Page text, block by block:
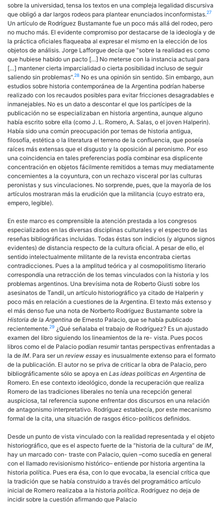
sobre la universidad, tensa los textos en una compleja legalidad discursiva
que obligó a dar largos rodeos para plantear enunciados inconformistas.27
Un artículo de Rodríguez Bustamante fue un poco más allá del rodeo, pero
no mucho más. El evidente compromiso por destacarse de la ideología y de
la práctica oficiales flaqueaba al expresar el mismo en la elección de los
objetos de análisis. Jorge Lafforgue decía que “sobre la realidad es como
que hubiese habido un pacto […] No meterse con la instancia actual para
[…] mantener cierta imparcialidad o cierta posibilidad incluso de seguir
saliendo sin problemas”.28 No es una opinión sin sentido. Sin embargo, aun
estudios sobre historia contemporánea de la Argentina podrían haberse
realizado con los recaudos posibles para evitar fricciones desagradables e
inmanejables. No es un dato a descontar el que los partícipes de la
publicación no se especializaban en historia argentina, aunque alguno
había escrito sobre ella (como J. L. Romero, A. Salas, o el joven Halperin).
Había sido una común preocupación por temas de historia antigua,
filosofía, estética o la literatura el terreno de la confluencia, que poseía
raíces más extensas que el disgusto y la oposición al peronismo. Por eso
una coincidencia en tales preferencias podía combinar esa displicente
concentración en objetos fácilmente remitidos a temas muy mediatamente
concernientes a la coyuntura, con un rechazo visceral por las culturas
peronistas y sus vinculaciones. No sorprende, pues, que la mayoría de los
artículos mostraran más la erudición que la militancia (cuyo estrato era,
empero, legible).
En este marco es comprensible la atención prestada a los congresos
especializados en las diversas disciplinas culturales y el espectro de las
reseñas bibliográficas incluidas. Todas éstas son indicios (y algunos signos
evidentes) de distancia respecto de la cultura oficial. A pesar de ello, el
sentido intelectualmente militante de la revista encontraba ciertas
contradicciones. Pues a la amplitud teórica y al cosmopolitismo literario
correspondía una retracción de los temas vinculados con la historia y los
problemas argentinos. Una brevísima nota de Roberto Giusti sobre los
asesinatos de Tandil, un artículo historiográfico ya citado de Halperin y
poco más en relación a cuestiones de la Argentina. El texto más extenso y
el más denso fue una nota de Norberto Rodríguez Bustamante sobre la
Historia de la Argentina de Ernesto Palacio, que se había publicado
recientemente.29 ¿Qué señalaba el trabajo de Rodríguez? Es un ajustado
examen del libro siguiendo los lineamientos de la re- vista. Pues pocos
libros como el de Palacio podían resumir tantas perspectivas enfrentadas a
la de IM. Para ser un review essay es inusualmente extenso para el formato
de la publicación. El autor no se priva de criticar la obra de Palacio, pero
bibliográficamente sólo se apoya en Las ideas políticas en Argentina de
Romero. En ese contexto ideológico, donde la recuperación que realiza
Romero de las tradiciones liberales no tenía una recepción general
auspiciosa, tal referencia supone enfrentar dos discursos en una relación
de antagonismo interpretativo. Rodríguez establecía, por este mecanismo
formal de la cita, una situación de rasgos ético-políticos definidos.
Desde un punto de vista vinculado con la realidad representada y el objeto
historiográfico, que es el aspecto fuerte de la “historia de la cultura” de IM,
hay un marcado con- traste con Palacio, quien –como sucedía en general
con el llamado revisionismo histórico– entiende por historia argentina la
historia política. Pues era ésa, con lo que evocaba, la esencial crítica que
la tradición que se había construido a través del programático artículo
inicial de Romero realizaba a la historia política. Rodríguez no deja de
incidir sobre la cuestión afirmando que Palacio